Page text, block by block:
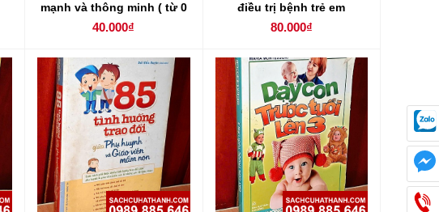
mạnh và thông minh ( từ 0
- 3 tuổi )
40.000₫
điều trị bệnh trẻ em
80.000₫